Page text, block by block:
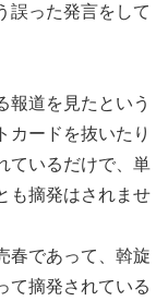
誤った発言をして
道を見たという
カードを抜いたり
ているだけで、単
も摘発はされませ
春であって、斡旋
て摘発されている